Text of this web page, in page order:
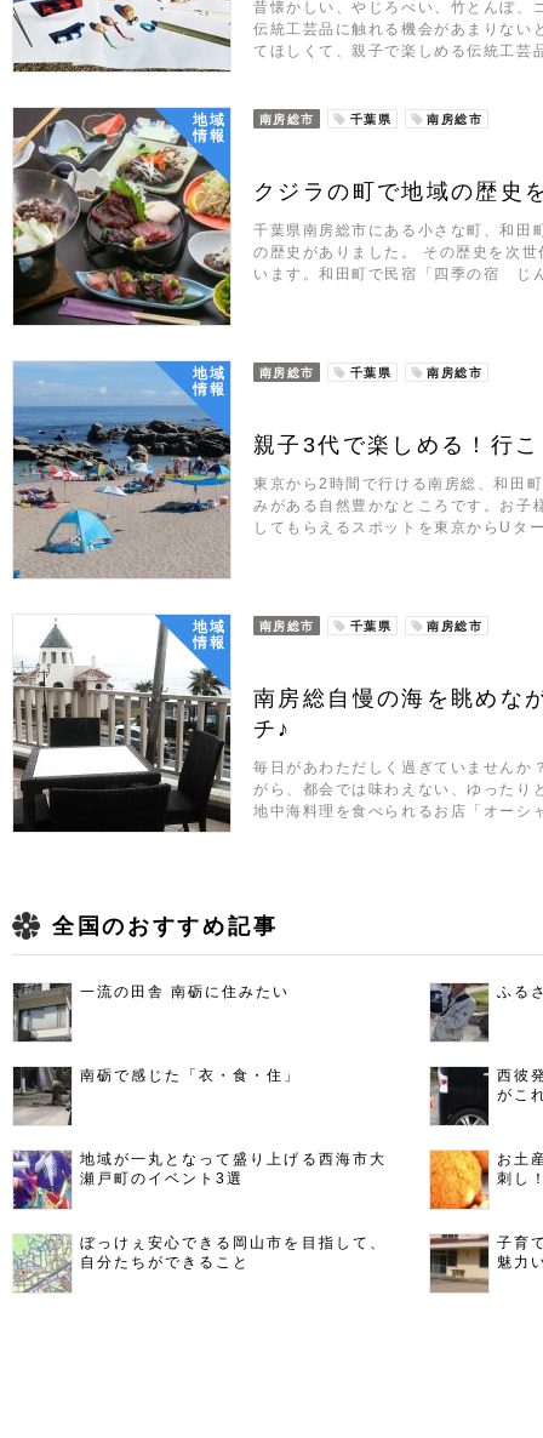
昔懐かしい、やじろべい、竹とんぼ、
伝統工芸品に触れる機会があまりない
てほしくて、親子で楽しめる伝統工
地域
情報
南房総市 千葉県 南房総市
クジラの町で地域の歴史
千葉県南房総市にある小さな町、和田
の歴史がありました。 その歴史を次
います。和田町で民宿「四季の宿 じ
地域
情報
南房総市 千葉県 南房総市
親子3代で楽しめる！行
東京から2時間で行ける南房総、和田
みがある自然豊かなところです。お子
してもらえるスポットを東京からUタ
地域
情報
南房総市 千葉県 南房総市
南房総自慢の海を眺めな
チ♪
毎日があわただしく過ぎていませんか
がら、都会では味わえない、ゆったり
地中海料理を食べられるお店「オー
全国のおすすめ記事
一流の田舎 南砺に住みたい ふる
南砺で感じた「衣・食・住」
西彼
がこ
地域が一丸となって盛り上げる西海市大
瀬戸町のイベント3選
お土
刺し
ぼっけぇ安心できる岡山市を目指して、
自分たちができること
子育
魅力